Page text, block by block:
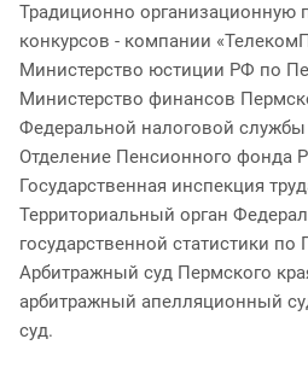
Традиционно организационную
конкурсов - компании
Министерство юстиции РФ по
Министерство финансов
Федеральной налоговой
Отделение Пенсионного фонда
Государственная инспекция
Территориальный орган
государственной статистики
Арбитражный суд Пермского
арбитражный апелляционный
суд.